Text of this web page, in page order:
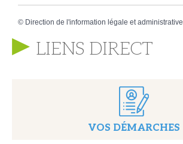
© Direction de l'information légale et administrative
LIENS DIRECT
VOS DÉMARCHES